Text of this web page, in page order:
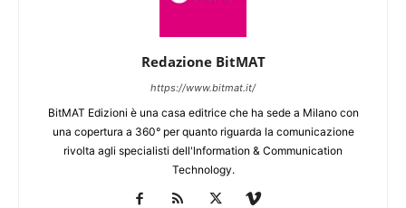
Redazione BitMAT
https://www.bitmat.it/
BitMAT Edizioni è una casa editrice che ha sede a Milano con
una copertura a 360° per quanto riguarda la comunicazione
rivolta agli specialisti dell'lnformation & Communication
Technology.